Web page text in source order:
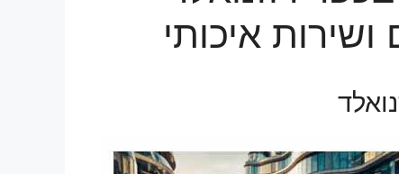
איכותי